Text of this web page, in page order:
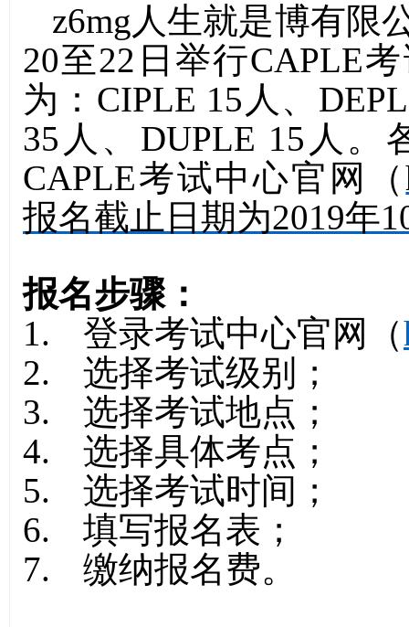
z6mg人生就是博有限
20至22 日举行CAPLE
为： CIPLE 15 人 、
35 人 、 DUPLE 15 人。
CAPLE考试中心官网（
报名截止日期为2019年
报名步骤：
1.
登录考试中心官网（
2.
选择考试级别；
3.
选择考试地点；
4.
选择具体考点；
5.
选择考试时间；
6.
填写报名表；
7.
缴纳报名费。